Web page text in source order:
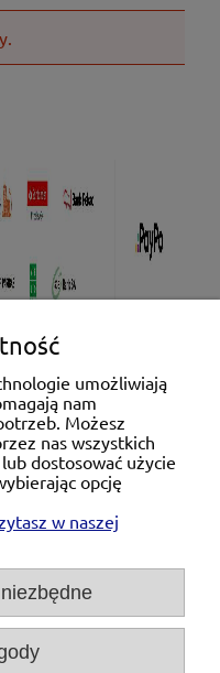
ul. Krakowska
umożliwiają
nam
Możesz
nas wszystkich
dostosować użycie
opcję
w naszej